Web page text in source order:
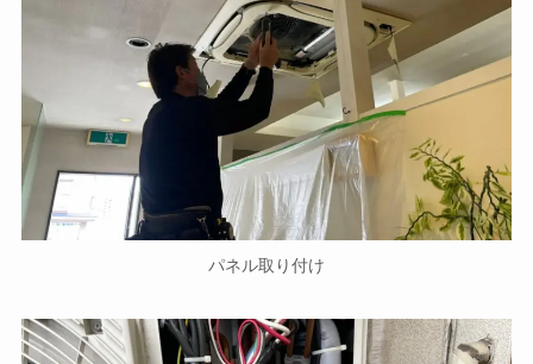
パネル取り付け